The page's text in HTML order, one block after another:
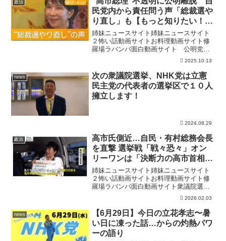
政治
民党内から責任問う声「総裁選や
り直し」も【もっと知りたい！】
【グッド！モーニング】(2025年
10月13日)
姉妹ニュースサイト姉妹ニュースサイト
２怖い話動画サイトお料理動画サイト修
羅場ラバンバ面白動画サイト 公明党の
連立離脱で、高市早苗新総裁の総理大臣
離を置く自民党議員からは総裁選挙のや
り直しを求める声も出始め...
2025.10.13
news
次の衆議院選挙、NHK党は立憲
民主党の代表者の選挙区で１０人
擁立します！
2024.08.29
政治
高市氏側近…自民・有村総務会長
を直撃 選挙戦「戦々恐々」オン
リーワンは「決断力の高市首相」
“政治とカネ”の信頼回復は？
（2026年01月30日）
姉妹ニュースサイト姉妹ニュースサイト
２怖い話動画サイトお料理動画サイト修
羅場ラバンバ面白動画サイト衆議院選挙
について、激しい選挙戦が展開されてい
指摘もあります。「イット!」では、党の
幹部に独自インタビュー...
2026.02.03
news
【6月29日】今日の立花孝志〜暑
い日に凍った話…からの灼熱パワ
ーの語り